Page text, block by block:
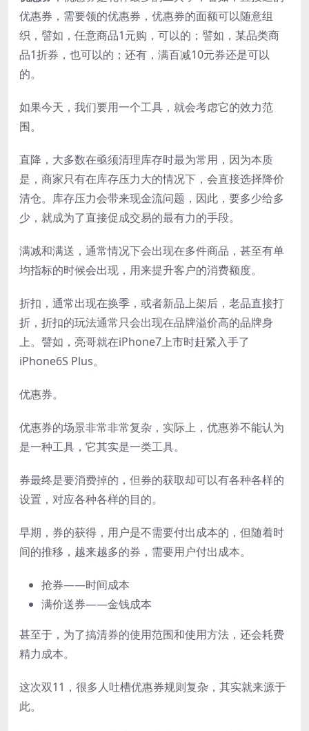
优惠券，需要领的优惠券，优惠券的面额可以随意组
织，譬如，任意商品1元购，可以的；譬如，某品类商
品1折券，也可以的；还有，满百减10元券还是可以
的。
如果今天，我们要用一个工具，就会考虑它的效力范
围。
直降，大多数在亟须清理库存时最为常用，因为本质
是，商家只有在库存压力大的情况下，会直接选择降价
清仓。库存压力会带来现金流问题，因此，要多少给多
少，就成为了直接促成交易的最有力的手段。
满减和满送，通常情况下会出现在多件商品，甚至有单
均指标的时候会出现，用来提升客户的消费额度。
折扣，通常出现在换季，或者新品上架后，老品直接打
折，折扣的玩法通常只会出现在品牌溢价高的品牌身
上。譬如，亮哥就在iPhone7上市时赶紧入手了
iPhone6S Plus。
优惠券。
优惠券的场景非常非常复杂，实际上，优惠券不能认为
是一种工具，它其实是一类工具。
券最终是要消费掉的，但券的获取却可以有各种各样的
设置，对应各种各样的目的。
早期，券的获得，用户是不需要付出成本的，但随着时
间的推移，越来越多的券，需要用户付出成本。
抢券——时间成本
满价送券——金钱成本
甚至于，为了搞清券的使用范围和使用方法，还会耗费
精力成本。
这次双11，很多人吐槽优惠券规则复杂，其实就来源于
此。